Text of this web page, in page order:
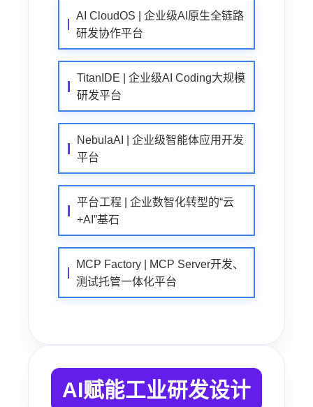
AI CloudOS | 企业级AI原生全链路
研发协作平台
TitanIDE | 企业级AI Coding大规模
研发平台
NebulaAI | 企业级智能体应用开发
平台
平台工程 | 企业数智化转型的“云
+AI”基石
MCP Factory | MCP Server开发、
测试托管一体化平台
AI赋能工业研发设计